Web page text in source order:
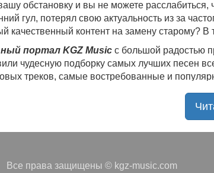
вашу обстановку и вы не можете
гул, потерял свою актуальность из за
качественный контент на замену старому?
портал KGZ Music с большой радостью
чудесную подборку самых лучших песен
треков, самые востребованные и
вашему вниманию богатую коллекцию
Самые свежие
обновления, постоянные новинки, большой
KGZ Music. Наша команда с большой
Все права защищены © kgz-music.com